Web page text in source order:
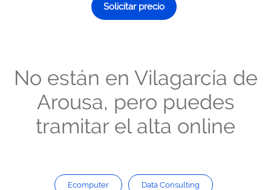
Solicitar precio
No están en Vilagarcía de
Arousa, pero puedes
tramitar el alta online
Ecomputer Data Consulting